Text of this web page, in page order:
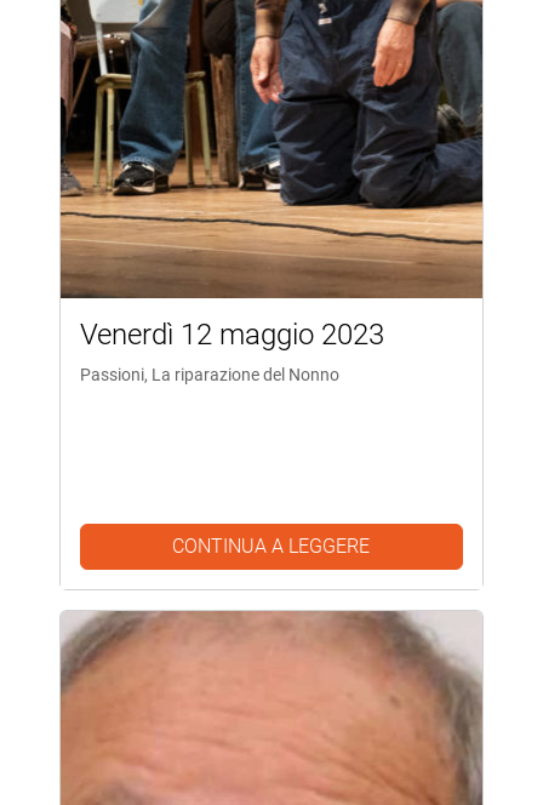
Venerdì 12 maggio 2023
Passioni, La riparazione del Nonno
CONTINUA A LEGGERE